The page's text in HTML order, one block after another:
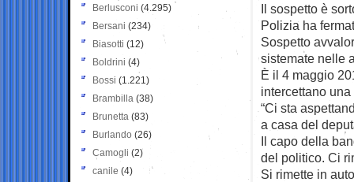
Il sospetto è
Polizia ha
Sospetto
sistemate nelle
È il 4 maggio
intercettano
“Ci sta
a casa del
Il capo della
del politico. Ci
Si rimette in
Berlusconi (4.295)
Bersani (234)
Biasotti (12)
Boldrini (4)
Bossi (1.221)
Brambilla (38)
Brunetta (83)
Burlando (26)
Camogli (2)
canile (4)